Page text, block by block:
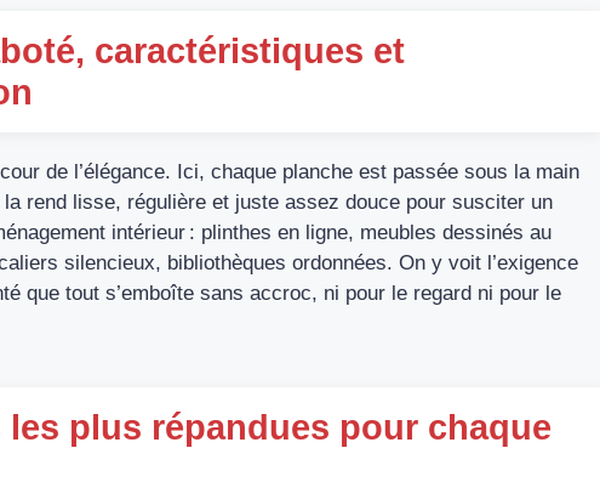
caractéristiques et
de l’élégance. Ici, chaque planche est passée sous la main
rend lisse, régulière et juste assez douce pour susciter un
intérieur : plinthes en ligne, meubles dessinés au
silencieux, bibliothèques ordonnées. On y voit l’exigence
que tout s’emboîte sans accroc, ni pour le regard ni pour le
plus répandues pour chaque